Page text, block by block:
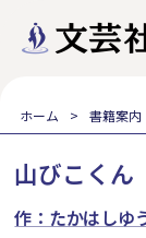
ホーム 書籍案内
山びこくん
作：たかはしゆ